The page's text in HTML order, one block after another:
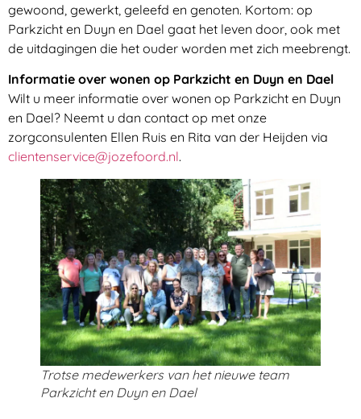
gewoond, gewerkt, geleefd en genoten. Kortom: op
Parkzicht en Duyn en Dael gaat het leven door, ook met
de uitdagingen die het ouder worden met zich meebrengt.
Informatie over wonen op Parkzicht en Duyn en Dael
Wilt u meer informatie over wonen op Parkzicht en Duyn
en Dael? Neemt u dan contact op met onze
zorgconsulenten Ellen Ruis en Rita van der Heijden via
clientenservice@jozefoord.nl.
Trotse medewerkers van het nieuwe team
Parkzicht en Duyn en Dael